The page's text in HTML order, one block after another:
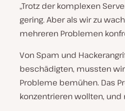
„Trotz der komplexen
gering. Aber als wir zu
mehreren Problemen
Von Spam und
beschädigten, mussten
Probleme bemühen. Das
konzentrieren wollten, und